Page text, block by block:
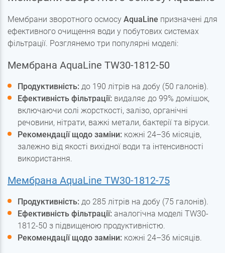
Мембрани зворотного осмосу AquaLine призначені для
ефективного очищення води у побутових системах
фільтрації. Розглянемо три популярні моделі:
Мембрана AquaLine TW30-1812-50
Продуктивність: до 190 літрів на добу (50 галонів).
Ефективність фільтрації: видаляє до 99% домішок,
включаючи солі жорсткості, залізо, органічні
речовини, нітрати, важкі метали, бактерії та віруси.
Рекомендації щодо заміни: кожні 24–36 місяців,
залежно від якості вихідної води та інтенсивності
використання.
Мембрана AquaLine TW30-1812-75
Продуктивність: до 285 літрів на добу (75 галонів).
Ефективність фільтрації: аналогічна моделі TW30-
1812-50 з підвищеною продуктивністю.
Рекомендації щодо заміни: кожні 24–36 місяців.